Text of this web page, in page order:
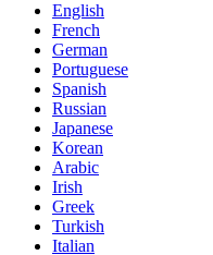
English
French
German
Portuguese
Spanish
Russian
Japanese
Korean
Arabic
Irish
Greek
Turkish
Italian